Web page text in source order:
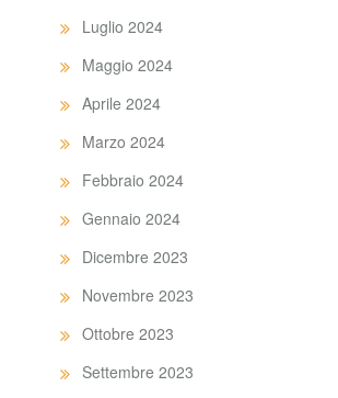
Luglio 2024
Maggio 2024
Aprile 2024
Marzo 2024
Febbraio 2024
Gennaio 2024
Dicembre 2023
Novembre 2023
Ottobre 2023
Settembre 2023